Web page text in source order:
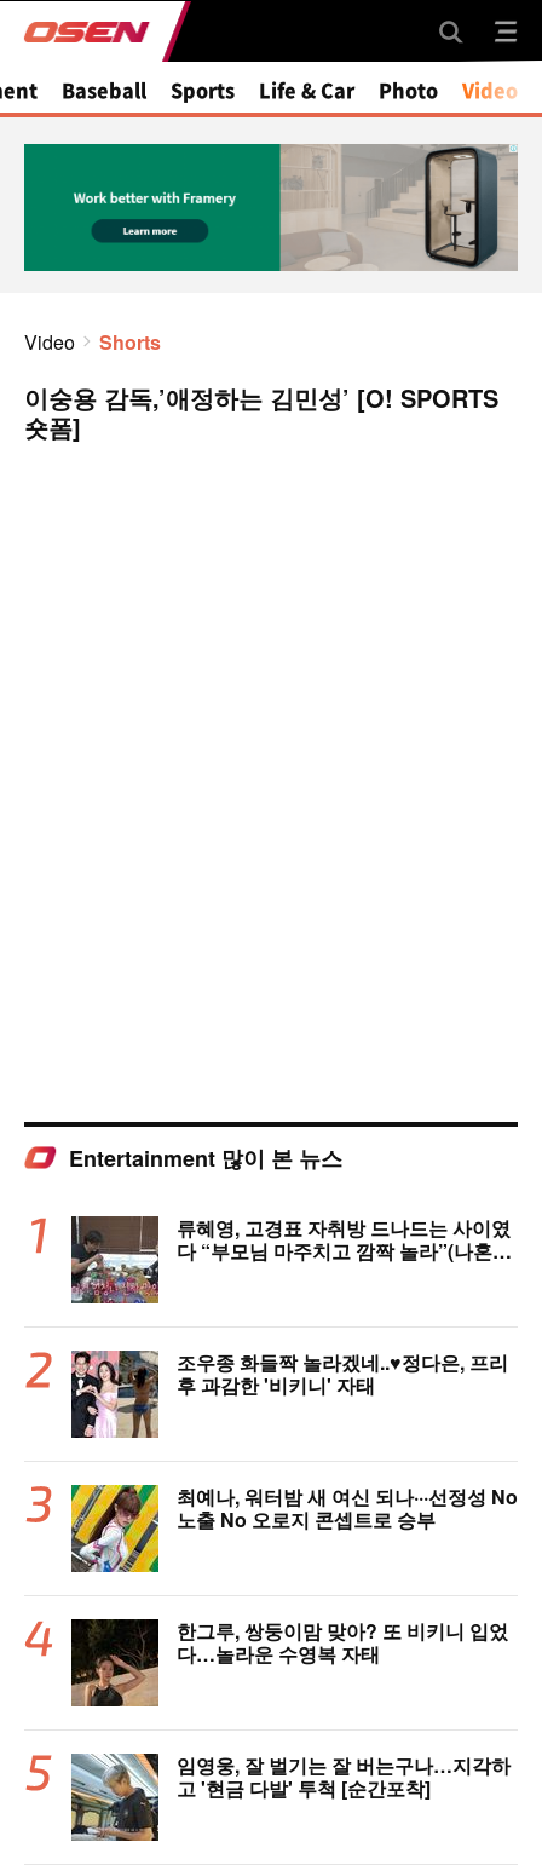
Baseball Sports Life & Car Photo Video
Video Shorts
이숭용 감독,’애정하는 김민성’ [O! SPORTS
숏폼]
Entertainment 많이 본 뉴스
류혜영, 고경표 자취방 드나드는 사이였
다 “부모님 마주치고 깜짝 놀라”(나혼자
조우종 화들짝 놀라겠네..♥정다은, 프리
후 과감한 '비키니' 자태
최예나, 워터밤 새 여신 되나···선정성 No
노출 No 오로지 콘셉트로 승부
한그루, 쌍둥이맘 맞아? 또 비키니 입었
다…놀라운 수영복 자태
임영웅, 잘 벌기는 잘 버는구나…지각하
고 '현금 다발' 투척 [순간포착]